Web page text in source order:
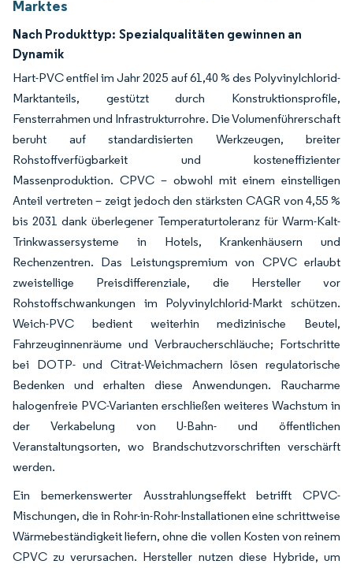
Marktes
Nach Produkttyp: Spezialqualitäten gewinnen an
Dynamik
Hart-PVC entfiel im Jahr 2025 auf 61,40 % des Polyvinylchlorid-
Marktanteils, gestützt durch Konstruktionsprofile,
Fensterrahmen und Infrastrukturrohre. Die Volumenführerschaft
beruht auf standardisierten Werkzeugen, breiter
Rohstoffverfügbarkeit und kosteneffizienter
Massenproduktion. CPVC – obwohl mit einem einstelligen
Anteil vertreten – zeigt jedoch den stärksten CAGR von 4,55 %
bis 2031 dank überlegener Temperaturtoleranz für Warm-Kalt-
Trinkwassersysteme in Hotels, Krankenhäusern und
Rechenzentren. Das Leistungspremium von CPVC erlaubt
zweistellige Preisdifferenziale, die Hersteller vor
Rohstoffschwankungen im Polyvinylchlorid-Markt schützen.
Weich-PVC bedient weiterhin medizinische Beutel,
Fahrzeuginnenräume und Verbraucherschläuche; Fortschritte
bei DOTP- und Citrat-Weichmachern lösen regulatorische
Bedenken und erhalten diese Anwendungen. Raucharme
halogenfreie PVC-Varianten erschließen weiteres Wachstum in
der Verkabelung von U-Bahn- und öffentlichen
Veranstaltungsorten, wo Brandschutzvorschriften verschärft
werden.
Ein bemerkenswerter Ausstrahlungseffekt betrifft CPVC-
Mischungen, die in Rohr-in-Rohr-Installationen eine schrittweise
Wärmebeständigkeit liefern, ohne die vollen Kosten von reinem
CPVC zu verursachen. Hersteller nutzen diese Hybride, um